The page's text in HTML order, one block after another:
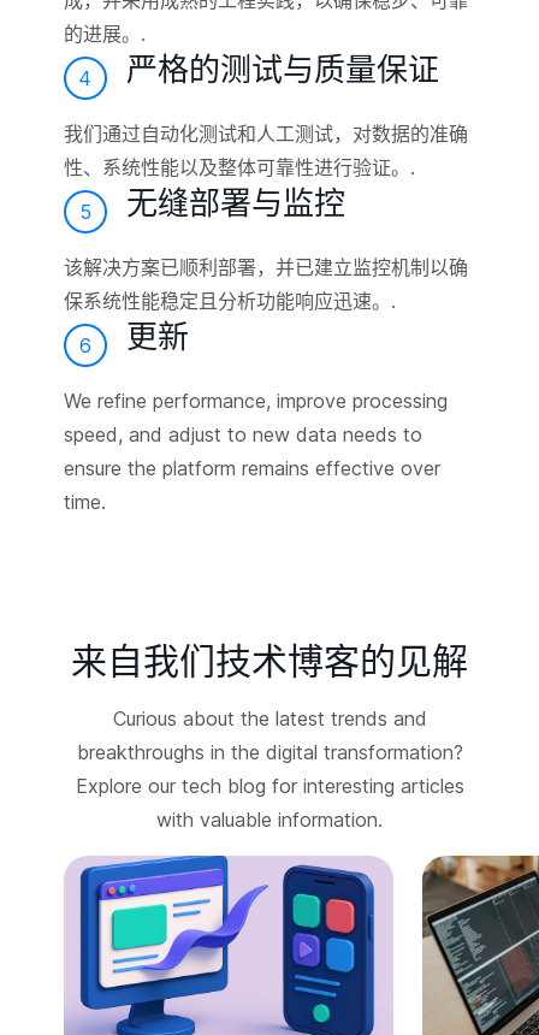
的进展。.
4
严格的测试与质量保证
我们通过自动化测试和人工测试，对数据的准确
性、系统性能以及整体可靠性进行验证。.
5
无缝部署与监控
该解决方案已顺利部署，并已建立监控机制以确
保系统性能稳定且分析功能响应迅速。.
6
更新
We refine performance, improve processing
speed, and adjust to new data needs to
ensure the platform remains effective over
time.
来自我们技术博客的见解
Curious about the latest trends and
breakthroughs in the digital transformation?
Explore our tech blog for interesting articles
with valuable information.